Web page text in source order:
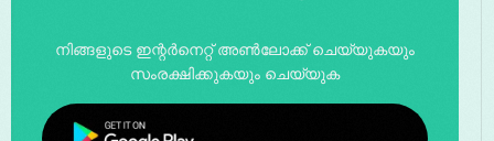
നിങ്ങളുടെ ഇന്റർനെറ്റ് അൺലോക്ക് ചെയ്യുകയും
സംരക്ഷിക്കുകയും ചെയ്യുക